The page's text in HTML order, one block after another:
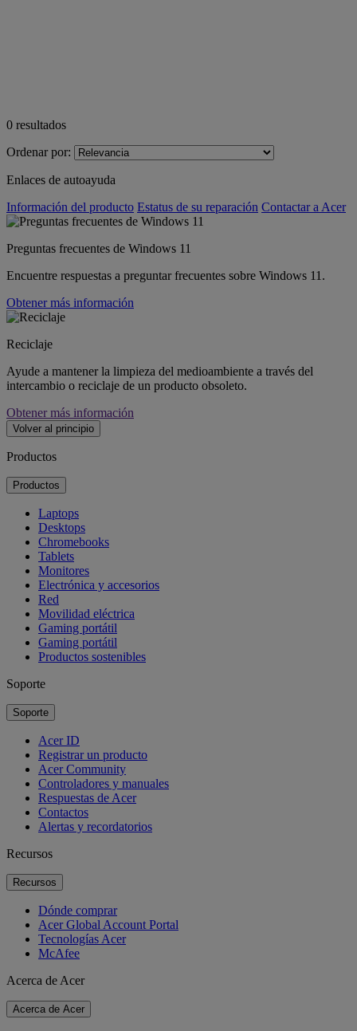
0 resultados
Ordenar por:
Enlaces de autoayuda
Información del producto Estatus de su reparación Contactar a Acer
Preguntas frecuentes de Windows 11
Encuentre respuestas a preguntar frecuentes sobre Windows 11.
Obtener más información
Reciclaje
Ayude a mantener la limpieza del medioambiente a través del
intercambio o reciclaje de un producto obsoleto.
Obtener más información
Volver al principio
Productos
Productos
Laptops
Desktops
Chromebooks
Tablets
Monitores
Electrónica y accesorios
Red
Movilidad eléctrica
Gaming portátil
Gaming portátil
Productos sostenibles
Soporte
Soporte
Acer ID
Registrar un producto
Acer Community
Controladores y manuales
Respuestas de Acer
Contactos
Alertas y recordatorios
Recursos
Recursos
Dónde comprar
Acer Global Account Portal
Tecnologías Acer
McAfee
Acerca de Acer
Acerca de Acer